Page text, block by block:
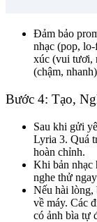
Đảm bảo
nhạc (pop,
xúc (vui tươi,
(chậm,
Bước 4: Tạo,
Sau khi gửi
Lyria 3. Quá
hoàn chỉnh.
Khi bản nhạc
nghe thử
Nếu hài lòng,
về máy. Các
có ảnh bìa tự